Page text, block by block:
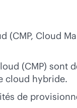
(CMP, Cloud
(CMP)
cloud hybride.
de